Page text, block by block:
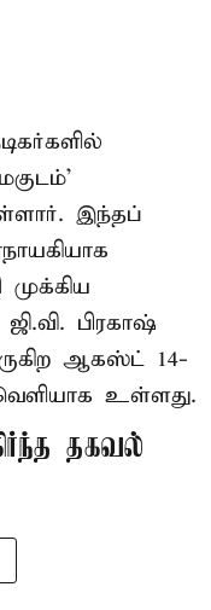
இந்தப்
பிரகாஷ்
ஆகஸ்ட் 14-
உள்ளது.
தகவல்